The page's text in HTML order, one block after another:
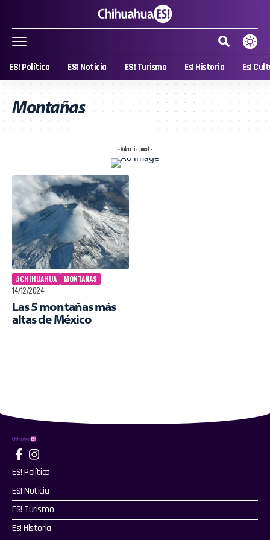
ES! Política ES! Noticia ES! Turismo Es! Historia Es!
Montañas
- Advertisement -
#CHIHUAHUA
MONTAÑAS
14/12/2024
Las 5 montañas más
altas de México
ES! Política
ES! Noticia
ES! Turismo
Es! Historia